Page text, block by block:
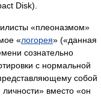
Disk).
«плеоназмом»
«логорея» («данная
сознательно
с нормальной
собой
вместо «он